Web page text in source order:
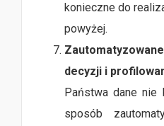
konieczne do
powyżej.
decyzji i
Państwa dane nie
sposób